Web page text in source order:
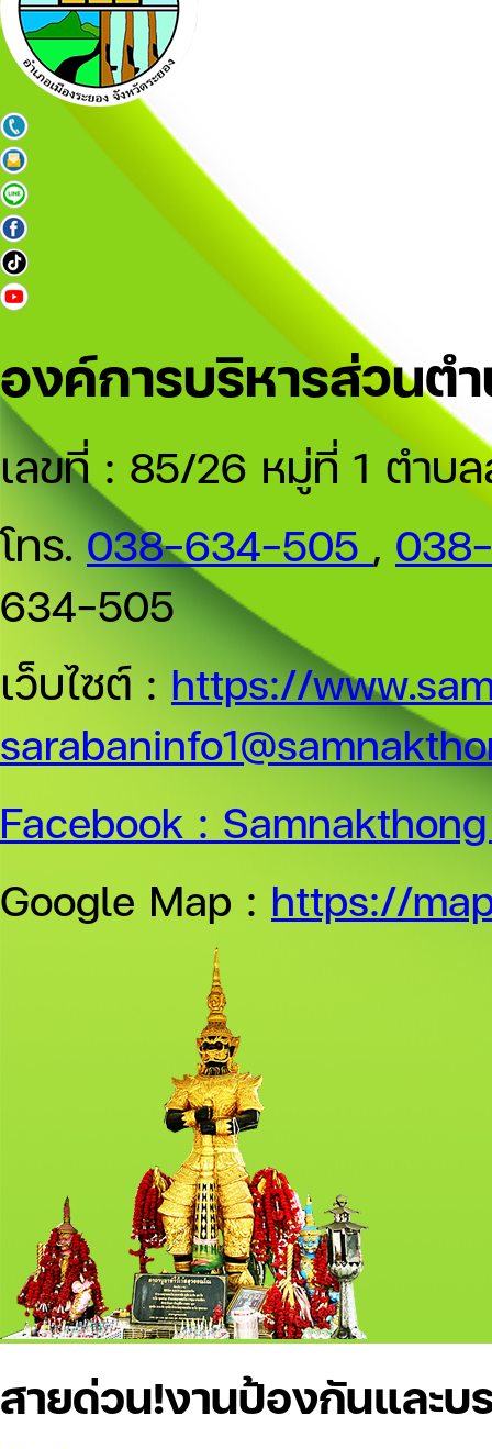
องค์การบริหารส่วนต
เลขที่ : 85/26 หมู่ที่ 1 ตำบ
โทร.038-634-505 ,
634-505
เว็บไซต์ : https://
Facebook :
Google Map : https://
สายด่วน!งานป้องกันและบ